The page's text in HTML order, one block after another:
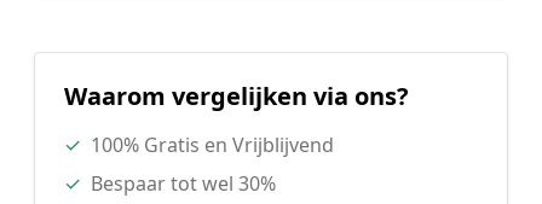
Waarom vergelijken via ons?
✓ 100% Gratis en Vrijblijvend
✓ Bespaar tot wel 30%